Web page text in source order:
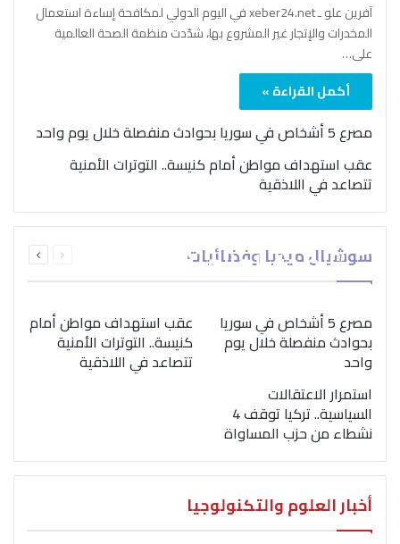
آفرين علو ـ xeber24.net في اليوم الدولي لمكافحة إساءة استعمال
المخدرات والإتجار غير المشروع بها، شدّدت منظمة الصحة العالمية
على…
أكمل القراءة »
مصرع 5 أشخاص في سوريا بحوادث منفصلة خلال يوم واحد
عقب استهداف مواطن أمام كنيسة.. التوترات الأمنية
تتصاعد في اللاذقية
سوشيال ميديا وفضائيات الصفحةالصفحة
بمناسبة اليوم الدولي..
“الصحة العالمية” تؤكد
ضرورة اتباع نهج متكامل
لمواجهة إدمان المخدرات
مصرع 5 أشخاص في سوريا
بحوادث منفصلة خلال يوم
واحد
عقب استهداف مواطن أمام
كنيسة.. التوترات الأمنية
تتصاعد في اللاذقية
استمرار الاعتقالات
السياسية.. تركيا توقف 4
نشطاء من حزب المساواة
أخبار العلوم والتكنولوجيا